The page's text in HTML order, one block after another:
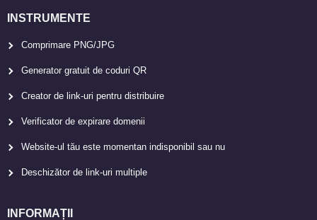
INSTRUMENTE
Comprimare PNG/JPG
Generator gratuit de coduri QR
Creator de link-uri pentru distribuire
Verificator de expirare domenii
Website-ul tău este momentan indisponibil sau nu
Deschizător de link-uri multiple
INFORMAȚII